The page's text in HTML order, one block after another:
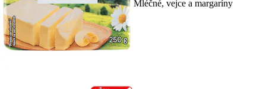
Mléčné, vejce a margaríny